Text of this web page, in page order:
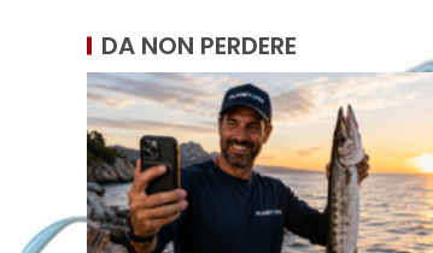
DA NON PERDERE